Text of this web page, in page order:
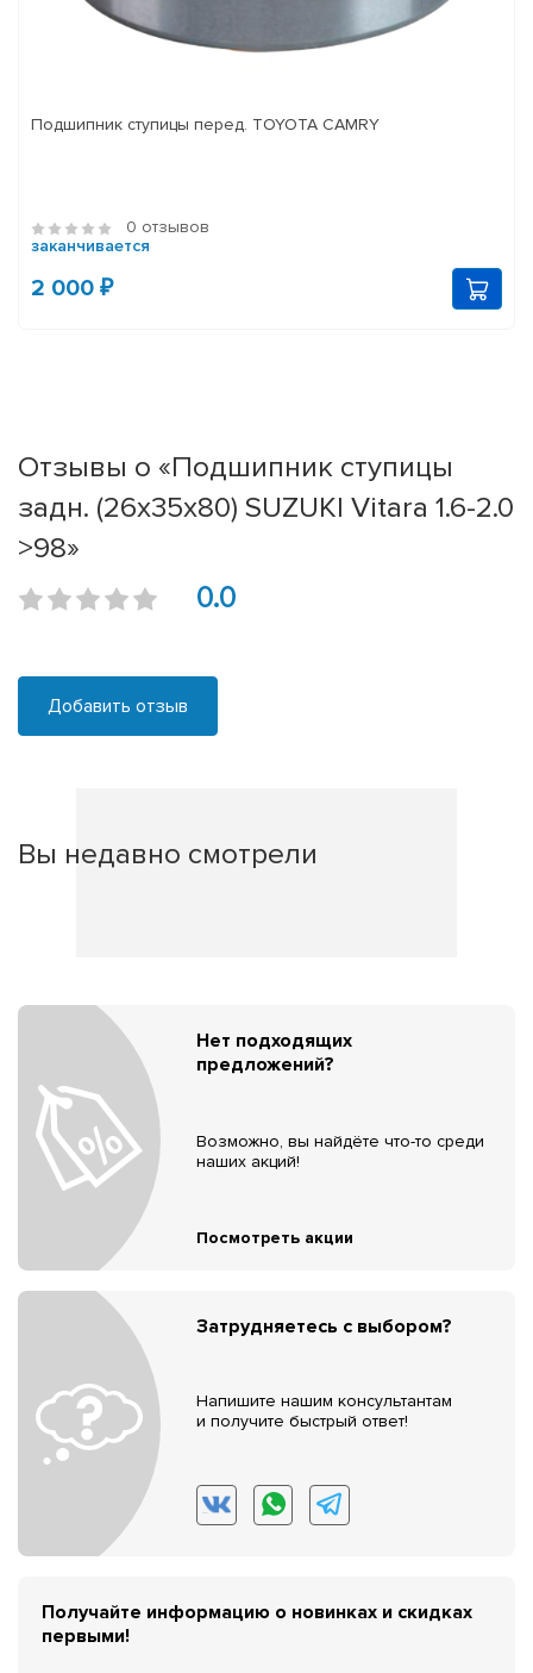
Подшипник ступицы перед. TOYOTA CAMRY
0 отзывов
заканчивается
2 000 ₽
Отзывы о «Подшипник ступицы
задн. (26x35x80) SUZUKI Vitara 1.6-2.0
>98»
0.0
Добавить отзыв
Вы недавно смотрели
Нет подходящих
предложений?
Возможно, вы найдёте что-то среди
наших акций!
Посмотреть акции
Затрудняетесь с выбором?
Напишите нашим консультантам
и получите быстрый ответ!
Получайте информацию о новинках и скидках
первыми!